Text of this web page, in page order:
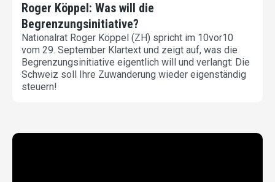
Roger Köppel: Was will die
Begrenzungsinitiative?
Nationalrat Roger Köppel (ZH) spricht im 10vor10
vom 29. September Klartext und zeigt auf, was die
Begrenzungsinitiative eigentlich will und verlangt: Die
Schweiz soll Ihre Zuwanderung wieder eigenständig
steuern!